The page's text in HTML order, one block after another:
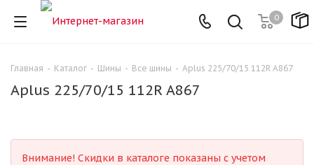
0
Главная - Каталог - Шины - Все шины - Aplus 225/70/15 112R A867
Aplus 225/70/15 112R A867
Внимание! Скидки в каталоге показаны с учетом